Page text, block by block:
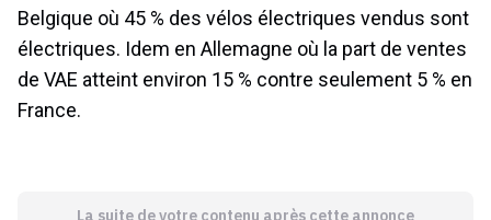
Belgique où 45 % des vélos électriques vendus sont
électriques. Idem en Allemagne où la part de ventes
de VAE atteint environ 15 % contre seulement 5 % en
France.
La suite de votre contenu après cette annonce